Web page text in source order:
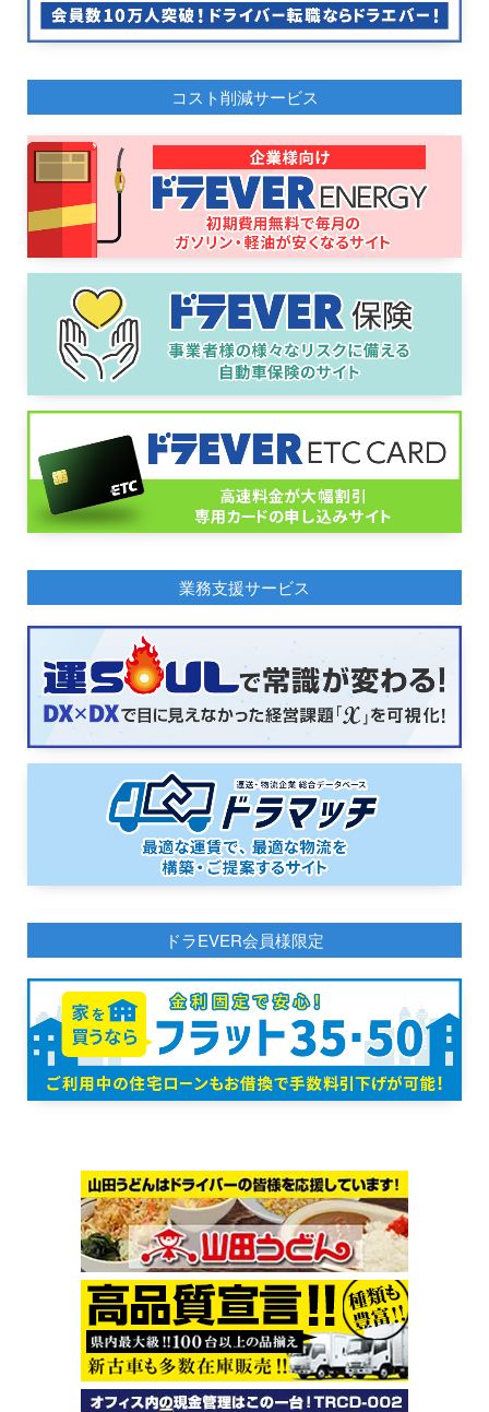
コスト削減サービス
業務支援サービス
ドラEVER会員様限定